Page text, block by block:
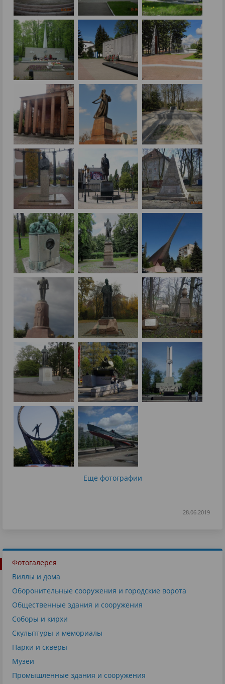
Еще фотографии
28.06.2019
Фотогалерея
Виллы и дома
Оборонительные сооружения и городские ворота
Общественные здания и сооружения
Соборы и кирхи
Скульптуры и мемориалы
Парки и скверы
Музеи
Промышленные здания и сооружения